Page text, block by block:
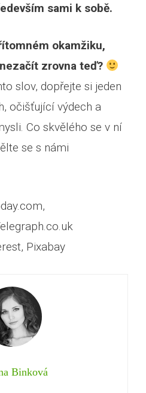
sami k sobě.
okamžiku,
zrovna teď?
slov, dopřejte si jeden
očišťující výdech a
Co skvělého se v ní
se s námi
Pixabay
Binková